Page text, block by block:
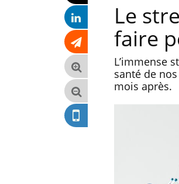
Le
faire
L’immense
santé de
mois après.